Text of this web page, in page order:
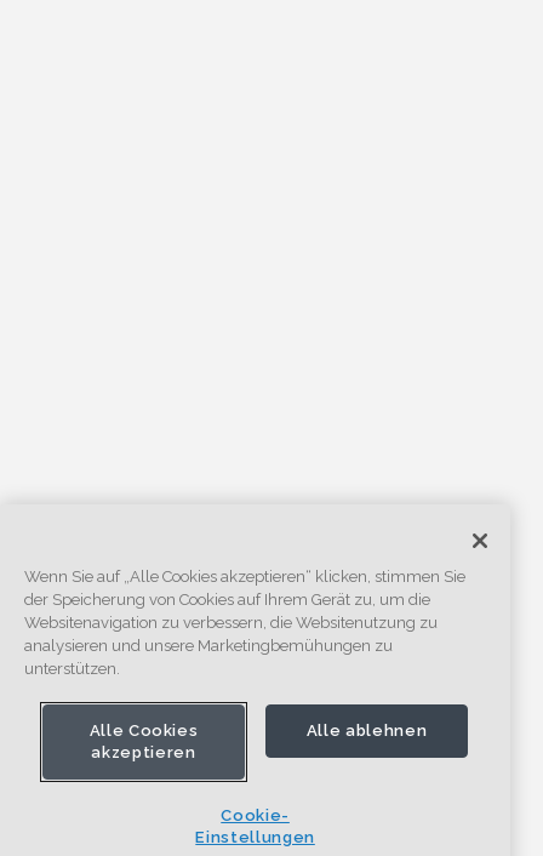
Wenn Sie auf „Alle Cookies akzeptieren“ klicken, stimmen Sie
der Speicherung von Cookies auf Ihrem Gerät zu, um die
Websitenavigation zu verbessern, die Websitenutzung zu
analysieren und unsere Marketingbemühungen zu
unterstützen.
Alle Cookies
akzeptieren
Alle ablehnen
Cookie-
Einstellungen